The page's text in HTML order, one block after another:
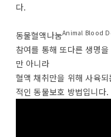
다.
동물혈액나눔Animal Blood
참여를 통해 또다른 생명
만 아니라
혈액 채취만을 위해 사육
적인 동물보호 방법입니다.